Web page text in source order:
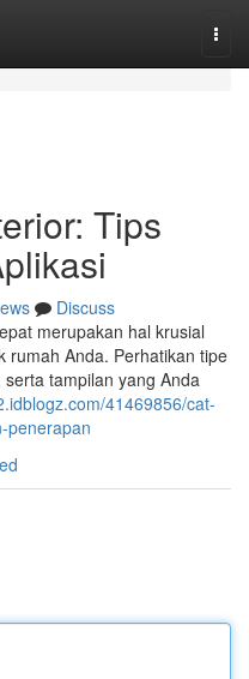
Tips
Discuss
merupakan hal krusial
rumah Anda. Perhatikan tipe
tampilan yang Anda
41469856/cat-
penerapan